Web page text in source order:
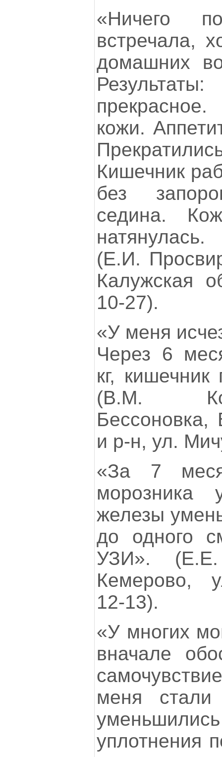
«Ничего
встречала,
домашних
кожи.
Кишечник
без
седина.
(Е.И.
Калужская
10-27).
«У меня
Через 6
кг,
(В.М.
Бессоновка,
и р-н, ул.
«За 7
морозника
железы
до одного
УЗИ».
Кемерово,
12-13).
«У многих
вначале
меня
уплотнения